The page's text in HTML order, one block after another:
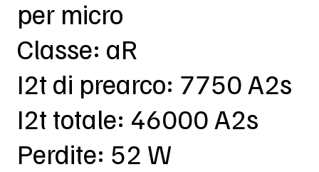
per micro
Classe: aR
I2t di prearco: 7750 A2s
I2t totale: 46000 A2s
Perdite: 52 W